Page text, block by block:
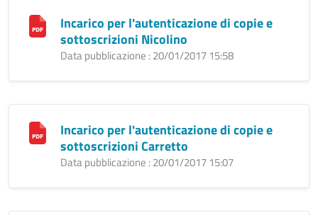
Incarico per l'autenticazione di copie e
sottoscrizioni Nicolino
Data pubblicazione : 20/01/2017 15:58
Incarico per l'autenticazione di copie e
sottoscrizioni Carretto
Data pubblicazione : 20/01/2017 15:07